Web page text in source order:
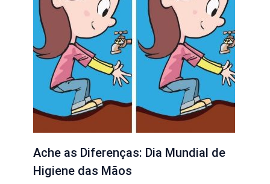
Ache as Diferenças: Dia Mundial de
Higiene das Mãos